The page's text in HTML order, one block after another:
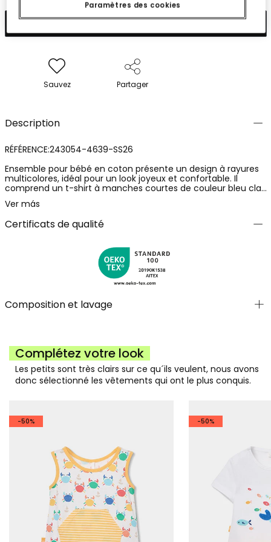
Ajouter
Sauvez Partager
Description
RÉFÉRENCE:243054-4639-SS26
Ensemble pour bébé en coton présente un design à rayures
multicolores, idéal pour un look joyeux et confortable. Il
comprend un t-shirt à manches courtes de couleur bleu clair
et une salopette en maille rayée dans des tons de vert,
rouge, jaune et bleu. C'est parfait pour la peau délicate du
bébé. Disponible en tailles de 1 mois à 12 mois. Son style coloré
le rend parfait pour toute sortie décontractée, alliant confort
Ver más
Certificats de qualité
Composition et lavage
Complétez votre look
Les petits sont très clairs sur ce qu´ils veulent, nous avons
donc sélectionné les vêtements qui ont le plus conquis.
-50% -50%
Paramètres des cookies